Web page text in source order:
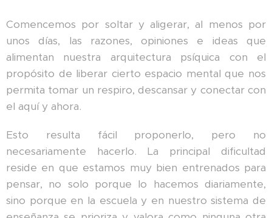
Comencemos por soltar y aligerar, al menos por
unos días, las razones, opiniones e ideas que
alimentan nuestra arquitectura psíquica con el
propósito de liberar cierto espacio mental que nos
permita tomar un respiro, descansar y conectar con
el aquí y ahora.
Esto resulta fácil proponerlo, pero no
necesariamente hacerlo. La principal dificultad
reside en que estamos muy bien entrenados para
pensar, no solo porque lo hacemos diariamente,
sino porque en la escuela y en nuestro sistema de